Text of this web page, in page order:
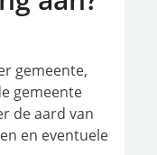
gemeente,
gemeente
de aard van
en eventuele